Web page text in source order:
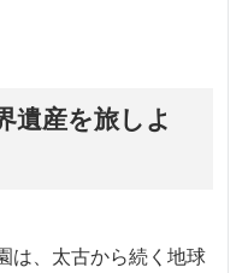
遺産を旅しよ
は、太古から続く地球